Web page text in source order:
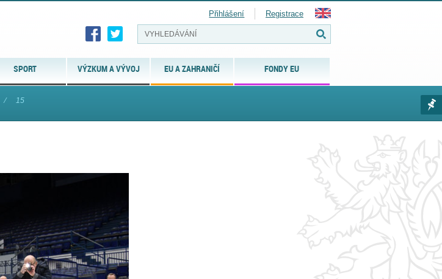
SPORT VÝZKUM A VÝVOJ EU A ZAHRANIČÍ FONDY EU
Přihlášení Registrace
⁄ 15